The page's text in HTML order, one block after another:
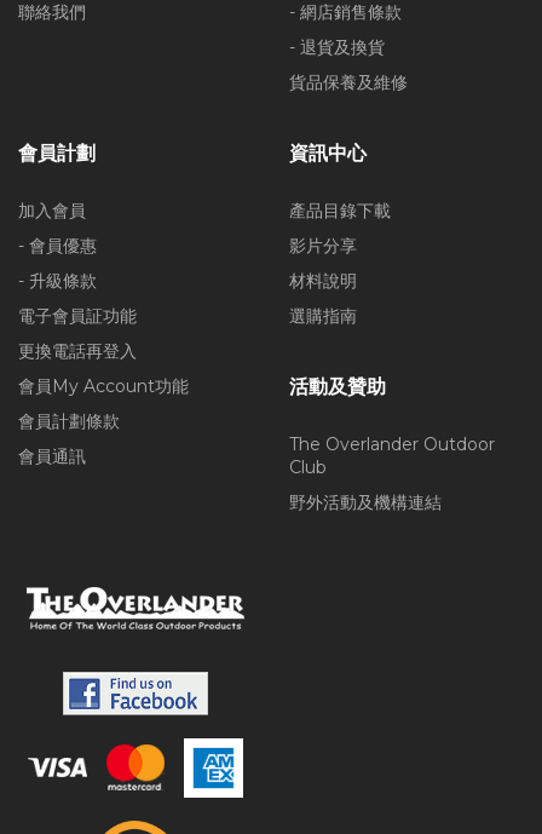
聯絡我們
- 網店銷售條款
- 退貨及換貨
貨品保養及維修
會員計劃
加入會員
- 會員優惠
- 升級條款
電子會員証功能
更換電話再登入
會員My Account功能
會員計劃條款
會員通訊
資訊中心
產品目錄下載
影片分享
材料說明
選購指南
活動及贊助
The Overlander Outdoor
Club
野外活動及機構連結